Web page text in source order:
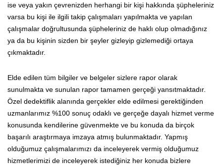
ise veya yakın çevrenizden herhangi bir kişi hakkında şüpheleriniz
varsa bu kişi ile ilgili takip çalışmaları yapılmakta ve yapılan
çalışmalar doğrultusunda şüpheleriniz de haklı olup olmadığınız
ya da bu kişinin sizden bir şeyler gizleyip gizlemediği ortaya
çıkmaktadır.
Elde edilen tüm bilgiler ve belgeler sizlere rapor olarak
sunulmakta ve sunulan rapor tamamen gerçeği yansıtmaktadır.
Özel dedektiflik alanında gerçekler elde edilmesi gerektiğinden
uzmanlarımız %100 sonuç odaklı ve gerçeğe dayalı hizmet verme
konusunda kendilerine güvenmekte ve bu konuda da birçok
başarılı araştırmaya imzaya atmış bulunmaktadır. Yapmış
olduğumuz çalışmalarımızı da inceleyerek vermiş olduğumuz
hizmetlerimizi de inceleyerek istediğiniz her konuda bizlere